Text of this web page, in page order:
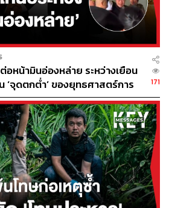
อหน้ามินอ่องหล่าย ระหว่างเยือน
‘จุดตกต่ำ’ ของยุทธศาสตร์การ
171